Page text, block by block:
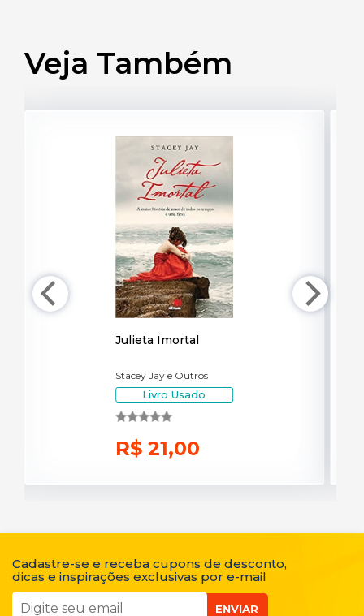
Veja Também
Julieta Imortal
Stacey Jay e Outros
Livro Usado
R$ 21,00
Cadastre-se e receba cupons de desconto,
dicas e inspirações exclusivas por e-mail
ENVIAR